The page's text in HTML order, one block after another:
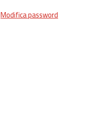
Modifica password